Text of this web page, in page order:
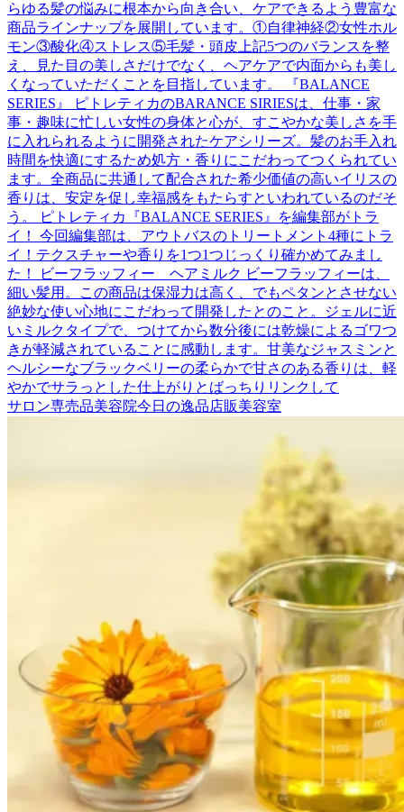
らゆる髪の悩みに根本から向き合い、ケアできるよう豊富な
商品ラインナップを展開しています。①自律神経②女性ホル
モン③酸化④ストレス⑤毛髪・頭皮上記5つのバランスを整
え、見た目の美しさだけでなく、ヘアケアで内面からも美し
くなっていただくことを目指しています。 『BALANCE
SERIES』 ピトレティカのBARANCE SIRIESは、仕事・家
事・趣味に忙しい女性の身体と心が、すこやかな美しさを手
に入れられるように開発されたケアシリーズ。髪のお手入れ
時間を快適にするため処方・香りにこだわってつくられてい
ます。全商品に共通して配合された希少価値の高いイリスの
香りは、安定を促し幸福感をもたらすといわれているのだそ
う。 ピトレティカ『BALANCE SERIES』を編集部がトラ
イ！ 今回編集部は、アウトバスのトリートメント4種にトラ
イ！テクスチャーや香りを1つ1つじっくり確かめてみまし
た！ ビーフラッフィー ヘアミルク ビーフラッフィーは、
細い髪用。この商品は保湿力は高く、でもペタンとさせない
絶妙な使い心地にこだわって開発したとのこと。ジェルに近
いミルクタイプで、つけてから数分後には乾燥によるゴワつ
きが軽減されていることに感動します。甘美なジャスミンと
ヘルシーなブラックベリーの柔らかで甘さのある香りは、軽
やかでサラっとした仕上がりとばっちりリンクして
サロン専売品美容院今日の逸品店販美容室